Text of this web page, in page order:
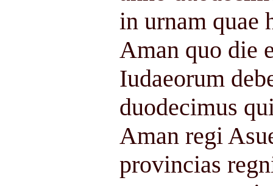
in urnam quae
Aman quo die
Iudaeorum
duodecimus
Aman regi
provincias